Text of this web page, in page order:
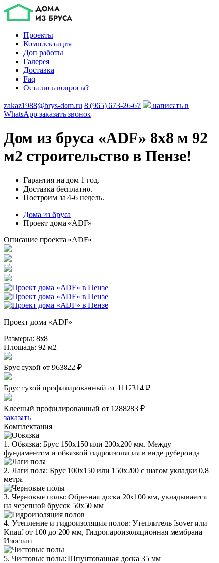
Проекты
Комплектация
Доп работы
Галерея
Доставка
Faq
Остались вопросы?
zakaz1988@brys-dom.ru 8 (965) 673-26-67
написать в
WhatsApp заказать звонок
Дом из бруса «ADF» 8х8 м 92
м2 строительство в Пензе!
Гарантия на дом 1 год.
Доставка бесплатно.
Построим за 4-6 недель.
Дома из бруса
Проект дома «ADF»
Описание проекта «ADF»
Проект дома «ADF»
Размеры: 8х8
Площадь: 92 м2
Брус сухой от 963822 ₽
Брус сухой профилированный от 1112314 ₽
Клееный профилированный от 1288283 ₽
заказать
Комплектация
1. Обвязка: Брус 150х150 или 200х200 мм. Между
фундаментом и обвязкой гидроизоляция в виде рубероида.
2. Лаги пола: Брус 100х150 или 150х200 с шагом укладки 0,8
метра
3. Черновые полы: Обрезная доска 20х100 мм, укладывается
на черепной брусок 50х50 мм
4. Утепление и гидроизоляция полов: Утеплитель Isover или
Knauf от 100 до 200 мм, Гидропароизоляционная мембрана
Изоспан
5. Чистовые полы: Шпунтованная доска 35 мм